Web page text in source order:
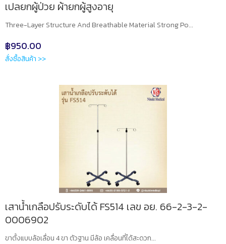
เปลยกผู้ป่วย ผ้ายกผู้สูงอายุ
Three-Layer Structure And Breathable Material Strong Po...
฿950.00
สั่งซื้อสินค้า >>
เสาน้ำเกลือปรับระดับได้ FS514 เลข อย. 66-2-3-2-
0006902
ขาตั้งแบบล้อเลื่อน 4 ขา ตัวฐาน มีล้อ เคลื่อนที่ได้สะดวก...